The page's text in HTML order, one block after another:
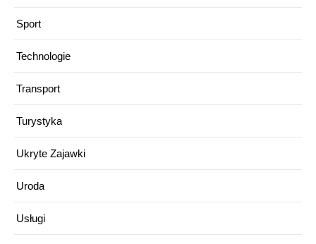
Sport
Technologie
Transport
Turystyka
Ukryte Zajawki
Uroda
Usługi